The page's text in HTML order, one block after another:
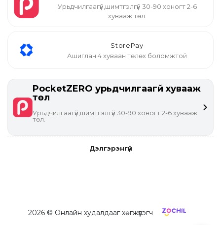
Урьдчилгаагүй,шимтгэлгүй 30-90 хоногт 2-6
хувааж төл.
StorePay
Ашиглан 4 хуваан төлөх боломжтой
PocketZERO урьдчилгаагүй хувааж
төл
Урьдчилгаагүй,шимтгэлгүй 30-90 хоногт 2-6 хувааж
төл.
Дэлгэрэнгүй
2026© Онлайн худалдааг хөгжүүлэгч